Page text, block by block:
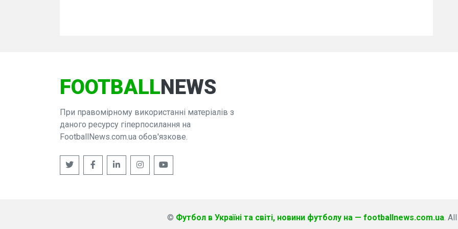
FOOTBALLNEWS
При правомірному використанні матеріалів з
даного ресурсу гіперпосилання на
FootballNews.com.ua обов'язкове.
© Футбол в Україні та світі, новини футболу на — footballnews.com.ua.